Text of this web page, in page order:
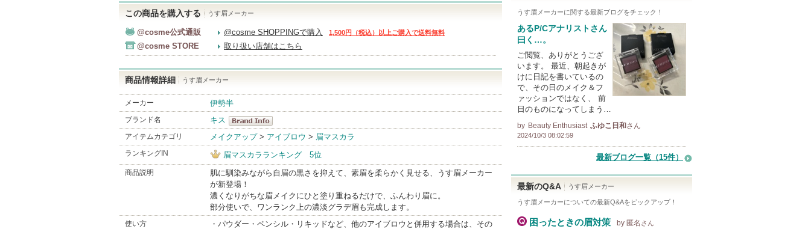
この商品を購入する うす眉メーカー
@cosme公式通販 @cosme SHOPPINGで購入 1,500円（税込）以上ご購入で送料無料
@cosme STORE 取り扱い店舗はこちら
商品情報詳細 うす眉メーカー
メーカー 伊勢半
ブランド名
キス
キス
BrandInfo
アイテムカテゴリ メイクアップ> アイブロウ > 眉マスカラ
ランキングIN 眉マスカラランキング 5位
商品説明
肌に馴染みながら自眉の黒さを抑えて、素眉を柔らかく見せる、うす眉メーカー
が新登場！
濃くなりがちな眉メイクにひと塗り重ねるだけで、ふんわり眉に。
部分使いで、ワンランク上の濃淡グラデ眉も完成します。
使い方
・パウダー・ペンシル・リキッドなど、他のアイブロウと併用する場合は、その
うす眉メーカーに関する最新ブログをチェック！
あるP/Cアナリストさん
曰く…。
ご閲覧、ありがとうござ
います。 最近、朝起きが
けに日記を書いているの
で、その日のメイク＆フ
ァッションではなく、 前
日のものになってしまう…
by Beauty Enthusiast ふゆこ日和 さん
2024/10/3 08:02:59
最新ブログ一覧（15件）
最新のQ&A うす眉メーカー
うす眉メーカーについての最新Q&Aをピックアップ！
困ったときの眉対策 by 匿名 さん